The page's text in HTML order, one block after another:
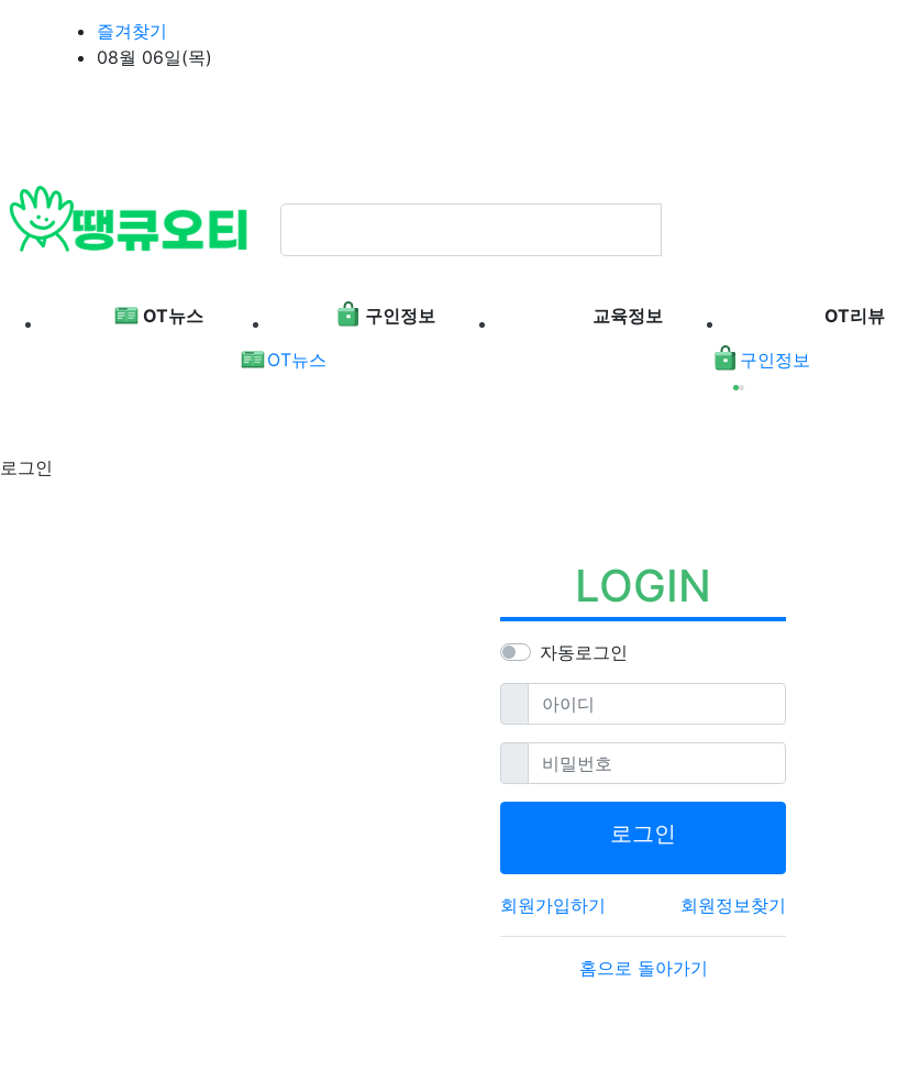
상단 네비즐겨찾기
08월 06일(목)
메인 메뉴 OT뉴스 구인정보 교육정보 OT리뷰
OT뉴스
구인정보
로그인
LOGIN
자동로그인
아이디필수
비밀번호필수
로그인
회원가입하기 회원정보찾기
홈으로 돌아가기